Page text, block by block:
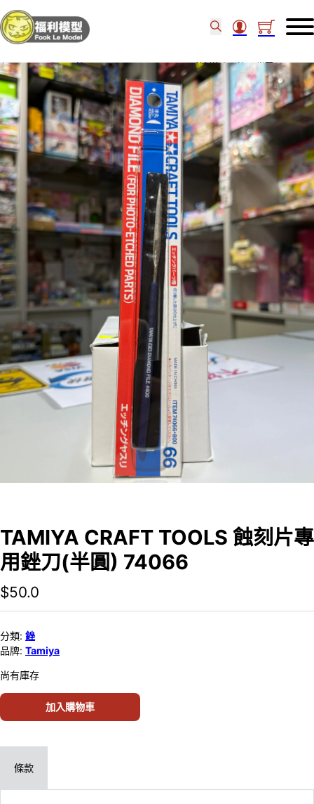
主頁 工具類 / 銼 / TAMIYA CRAFT TOOLS 蝕刻片專用銼刀(半圓) 74066
TAMIYA CRAFT TOOLS 蝕刻片專
用銼刀(半圓) 74066
$50.0
分類: 銼
品牌: Tamiya
尚有庫存
加入購物車
條款